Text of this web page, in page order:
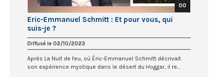
00
Eric-Emmanuel Schmitt : Et pour vous, qui
suis-je ?
Diffusé le 02/10/2023
Après La Nuit de feu, où Éric-Emmanuel Schmitt décrivait
son expérience mystique dans le désert du Hoggar, il re...